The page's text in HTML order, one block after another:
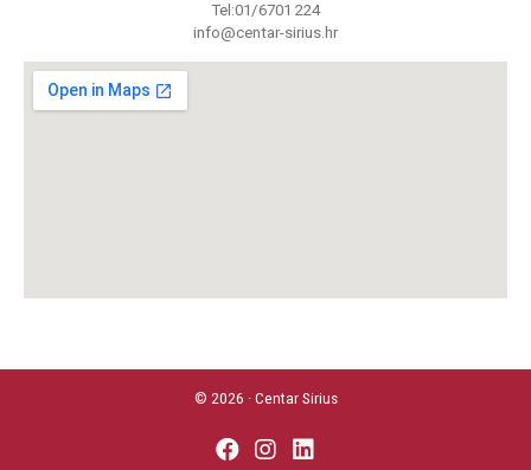
Tel:01/6701 224
info@centar-sirius.hr
© 2026 · Centar Sirius
fab
fab